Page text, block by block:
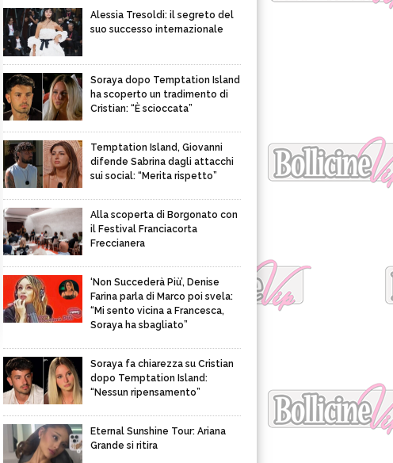
Alessia Tresoldi: il segreto del
suo successo internazionale
Soraya dopo Temptation Island
ha scoperto un tradimento di
Cristian: “È scioccata”
Temptation Island, Giovanni
difende Sabrina dagli attacchi
sui social: “Merita rispetto”
Alla scoperta di Borgonato con
il Festival Franciacorta
Freccianera
‘Non Succederà Più’, Denise
Farina parla di Marco poi svela:
“Mi sento vicina a Francesca,
Soraya ha sbagliato”
Soraya fa chiarezza su Cristian
dopo Temptation Island:
“Nessun ripensamento”
Eternal Sunshine Tour: Ariana
Grande si ritira